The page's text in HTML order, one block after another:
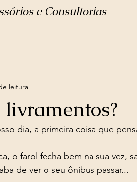
e Consultorias
leitura
dia, a primeira coisa que
de ver o seu ônibus passar...